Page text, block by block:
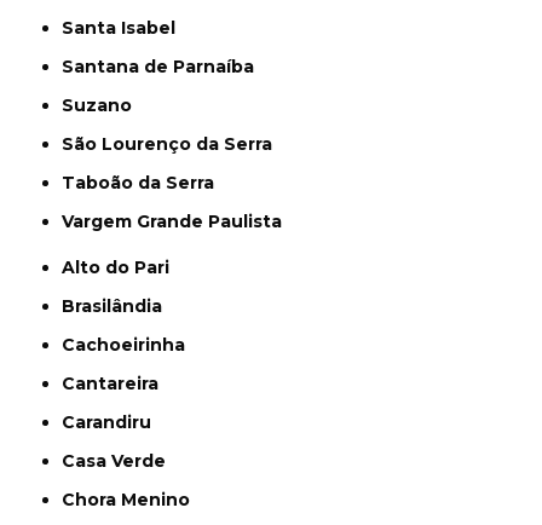
Santa Isabel
Santana de Parnaíba
Suzano
São Lourenço da Serra
Taboão da Serra
Vargem Grande Paulista
Alto do Pari
Brasilândia
Cachoeirinha
Cantareira
Carandiru
Casa Verde
Chora Menino